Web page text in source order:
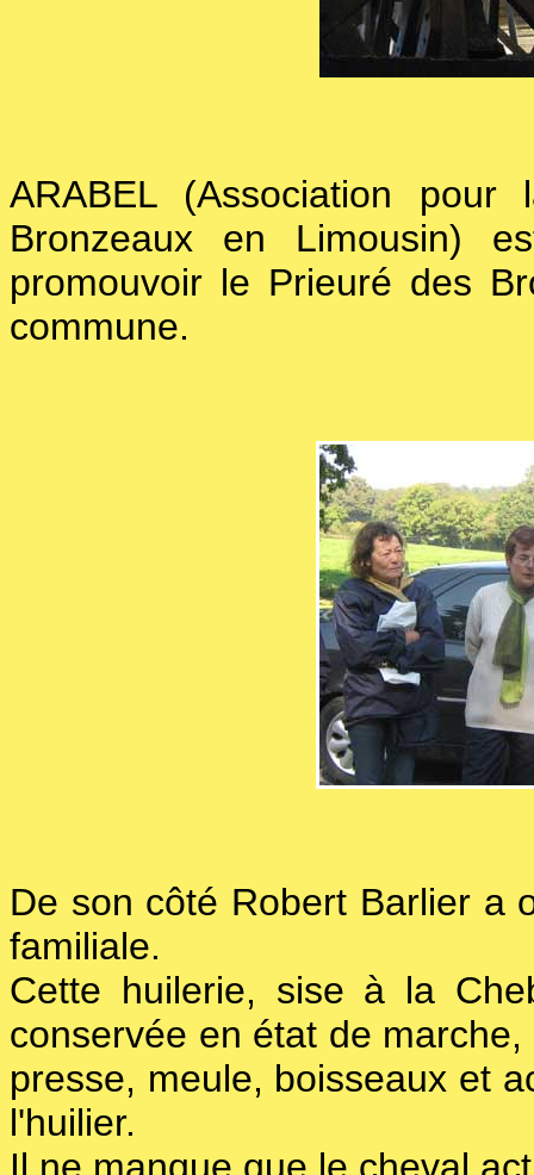
ARABEL (Association
Bronzeaux en Limousin)
promouvoir le Prieuré des
commune.
De son côté Robert Barlier a
familiale.
Cette huilerie, sise à la
conservée en état de
presse, meule, boisseaux et
l'huilier.